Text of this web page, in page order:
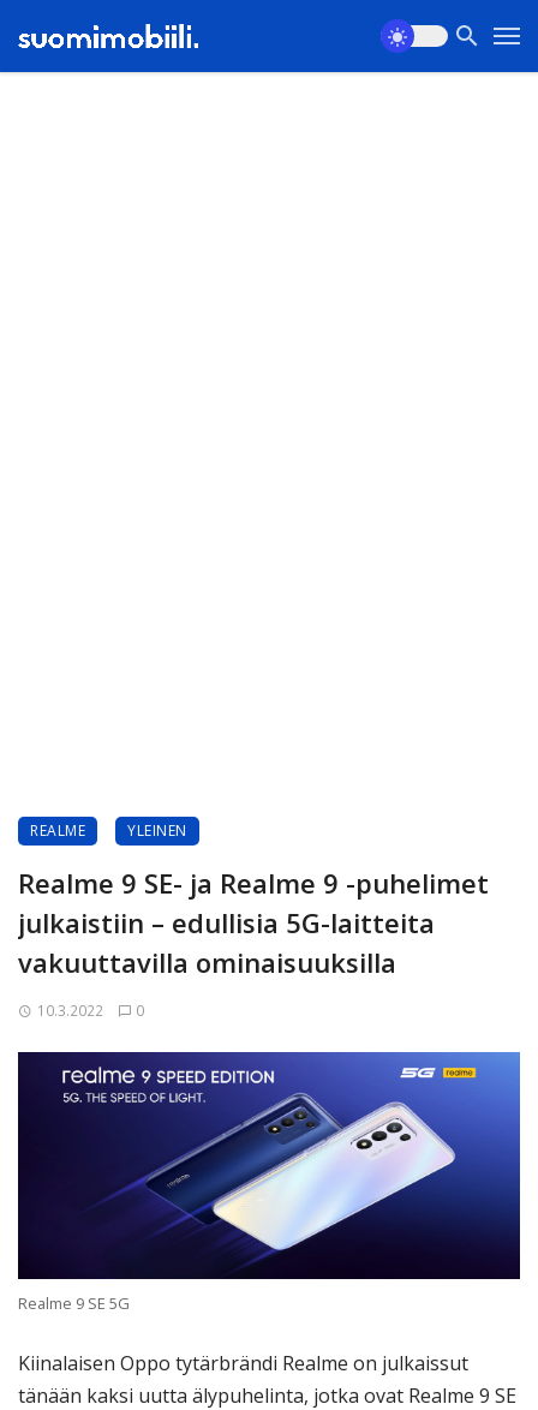
REALME YLEINEN
Realme 9 SE- ja Realme 9 -puhelimet
julkaistiin – edullisia 5G-laitteita
vakuuttavilla ominaisuuksilla
10.3.2022 0
Realme 9 SE 5G
Kiinalaisen Oppo tytärbrändi Realme on julkaissut
tänään kaksi uutta älypuhelinta, jotka ovat Realme 9 SE